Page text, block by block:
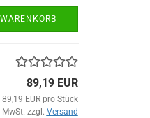
89,19 EUR
89,19 EUR pro Stück
MwSt. zzgl. Versand